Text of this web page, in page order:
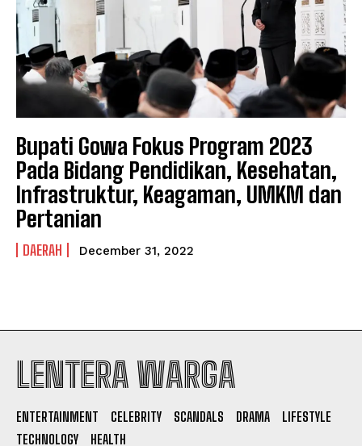
NEWSLETTER
NEWSLETTER
I WANT IN
Bupati Gowa Fokus Program 2023
Pada Bidang Pendidikan, Kesehatan,
Infrastruktur, Keagaman, UMKM dan
Pertanian
DAERAH December 31, 2022
LENTERA WARGA
ENTERTAINMENT CELEBRITY SCANDALS DRAMA
LIFESTYLE
TECHNOLOGY
HEALTH